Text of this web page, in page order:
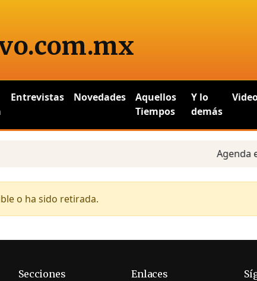
.com.mx
Entrevistas Novedades
Aquellos
Tiempos
Y lo
demás
Agenda
o ha sido retirada.
Secciones Enlaces